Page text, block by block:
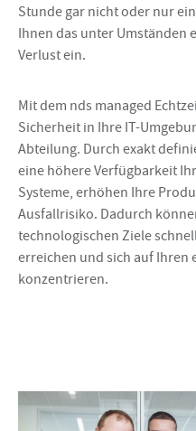
Stunde gar nicht oder nur
Ihnen das unter Umständen
Verlust ein.
Mit dem nds managed
Sicherheit in Ihre IT-
Abteilung. Durch exakt
eine höhere Verfügbarkeit
Systeme, erhöhen Ihre
Ausfallrisiko. Dadurch
technologischen Ziele
erreichen und sich auf Ihren
konzentrieren.